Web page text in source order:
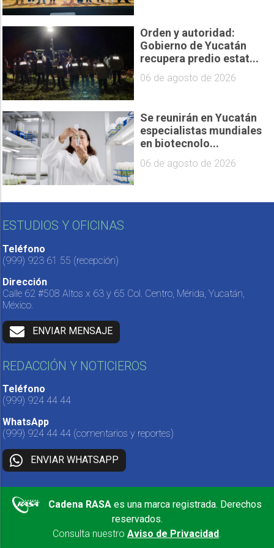
Orden y autoridad:
Gobierno de Yucatán
recupera predio estat...
06 de agosto de 2026
Se reunirán en Yucatán
especialistas mundiales
en biotecnolo...
06 de agosto de 2026
ESTUDIOS Y OFICINAS
Teléfono
(999) 923 61 55 (recepción)
Dirección
Calle 62 #508 Altos x 63 y 65 Col. Centro, Mérida, Yucatán,
México.
ENVIAR MENSAJE
REDACCIÓN Y NOTICIEROS
Teléfono
(999) 924 44 44
WhatsApp
(999) 924 44 44 (comentarios y reportes)
ENVIAR WHATSAPP
Cadena RASA es una marca registrada. Derechos
reservados.
Consulta nuestro Aviso de Privacidad.